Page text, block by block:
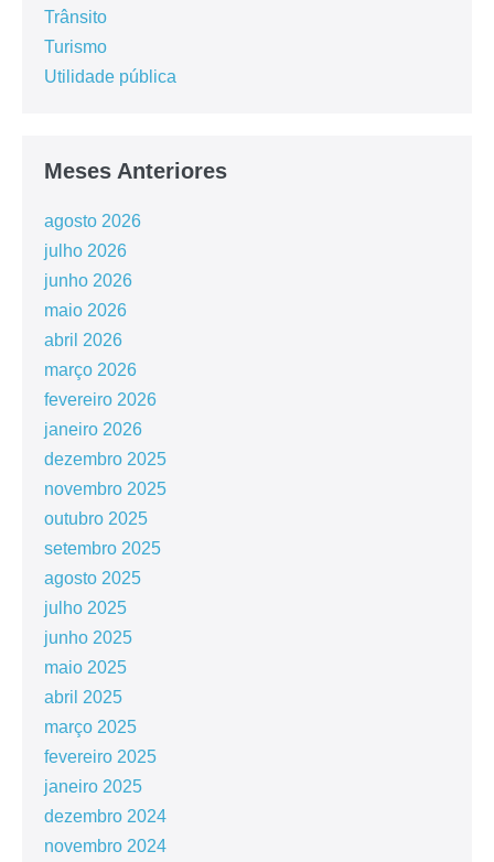
Trânsito
Turismo
Utilidade pública
Meses Anteriores
agosto 2026
julho 2026
junho 2026
maio 2026
abril 2026
março 2026
fevereiro 2026
janeiro 2026
dezembro 2025
novembro 2025
outubro 2025
setembro 2025
agosto 2025
julho 2025
junho 2025
maio 2025
abril 2025
março 2025
fevereiro 2025
janeiro 2025
dezembro 2024
novembro 2024